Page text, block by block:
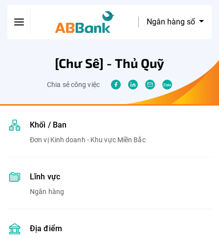
Ngân hàng số
[Chư Sê] - Thủ Quỹ
Chia sẻ công việc
Khối / Ban
Đơn vị Kinh doanh - Khu vực Miền Bắc
Lĩnh vực
Ngân hàng
Địa điểm